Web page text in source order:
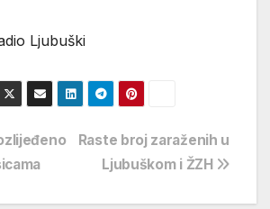
Ljubuški
Raste broj zaraženih u
Ljubuškom i ŽZH